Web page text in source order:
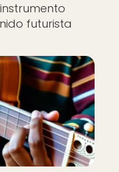
futurista